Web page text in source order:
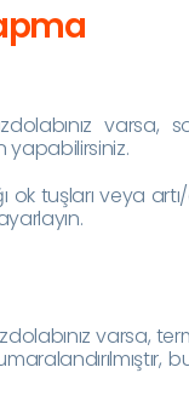
varsa,
yapabilirsiniz.
tuşları veya
varsa,